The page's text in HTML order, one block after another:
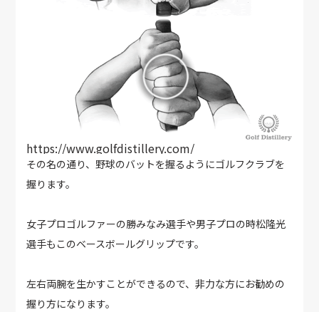
https://www.golfdistillery.com/
その名の通り、野球のバットを握るようにゴルフクラブを
握ります。
女子プロゴルファーの勝みなみ選手や男子プロの時松隆光
選手もこのベースボールグリップです。
左右両腕を生かすことができるので、非力な方にお勧めの
握り方になります。